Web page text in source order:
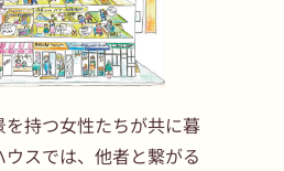
持つ女性たちが共に暮
スでは、他者と繋がる